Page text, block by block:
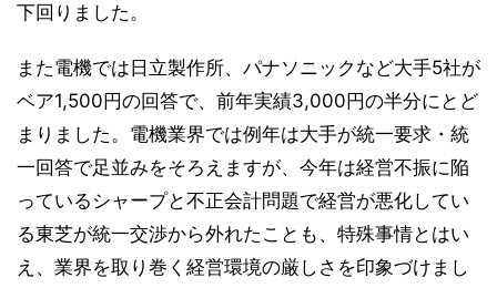
下回りました。
また電機では日立製作所、パナソニックなど大手5社が
ベア1,500円の回答で、前年実績3,000円の半分にとど
まりました。電機業界では例年は大手が統一要求・統
一回答で足並みをそろえますが、今年は経営不振に陥
っているシャープと不正会計問題で経営が悪化してい
る東芝が統一交渉から外れたことも、特殊事情とはい
え、業界を取り巻く経営環境の厳しさを印象づけまし